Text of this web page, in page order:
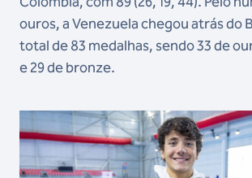
ouros, a Venezuela chegou atrás do
total de 83 medalhas, sendo 33 de
e 29 de bronze.